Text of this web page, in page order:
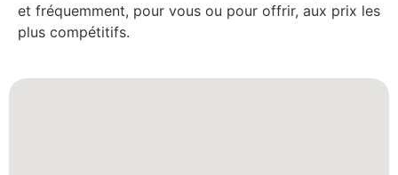
et fréquemment, pour vous ou pour offrir, aux prix les
plus compétitifs.